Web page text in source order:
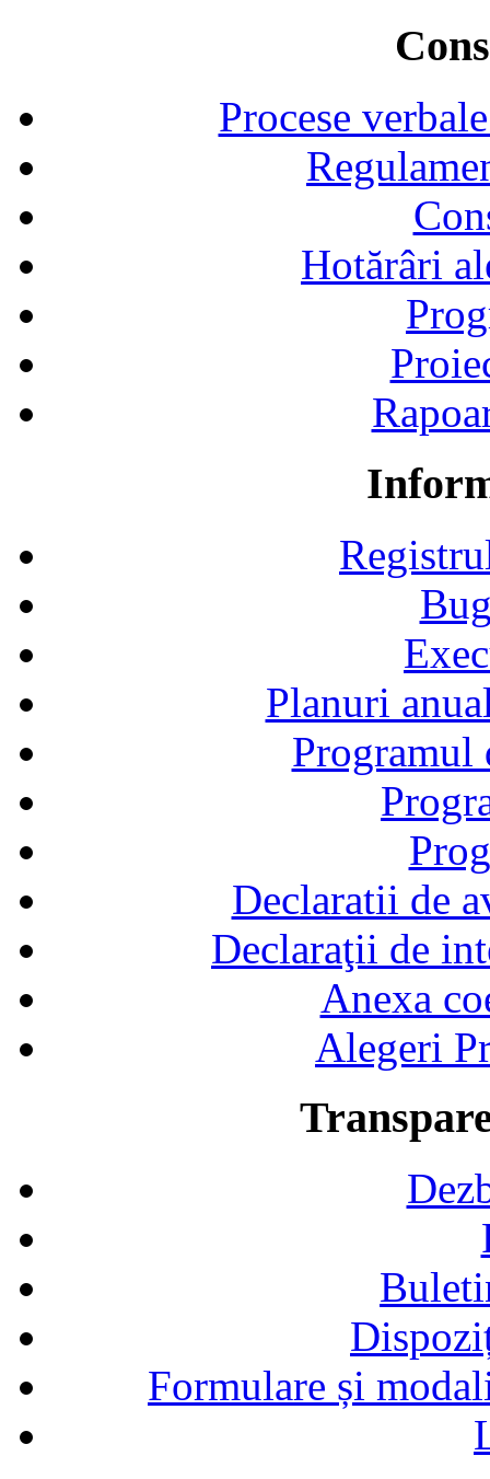
Procese
Hotărâri
Planuri
Declaratii de
Declaraţii de
Anexa
Alegeri
Formulare și